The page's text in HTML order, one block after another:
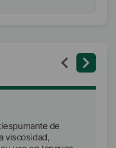
de
viscosidad,